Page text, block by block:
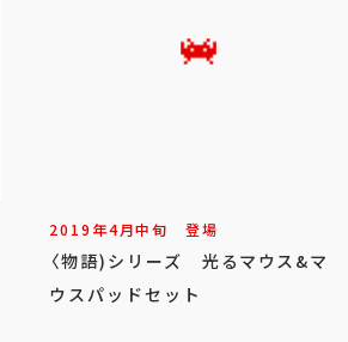
2019年4月中旬 登場
〈物語)シリーズ 光るマウス&マ
ウスパッドセット